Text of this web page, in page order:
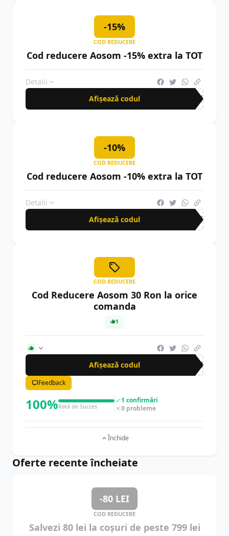
-15%
COD REDUCERE
Cod reducere Aosom -15% extra la TOT
Detalii
Afișează codul
EXT
-10%
COD REDUCERE
Cod reducere Aosom -10% extra la TOT
Detalii
Afișează codul
PIT
COD REDUCERE
Cod Reducere Aosom 30 Ron la orice
comanda
1
Afișează codul FBO
Feedback
100%Rată de Succes
1 confirmări
0 probleme
Închide
Oferte recente încheiate
-80 LEI
COD REDUCERE
Salvezi 80 lei la coșuri de peste 799 lei